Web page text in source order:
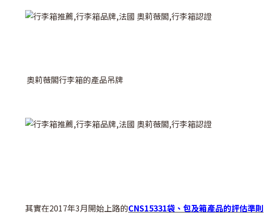
奧莉薇閣行李箱的產品吊牌
其實在2017年3月開始上路的CNS15331袋、包及箱產品的評估準則